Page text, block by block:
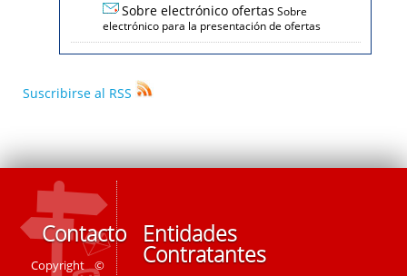
Sobre electrónico ofertas Sobre
electrónico para la presentación de ofertas
Suscribirse al RSS
Contacto
Copyright ©
Entidades
Contratantes